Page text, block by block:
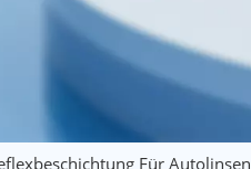
Für Autolinsen